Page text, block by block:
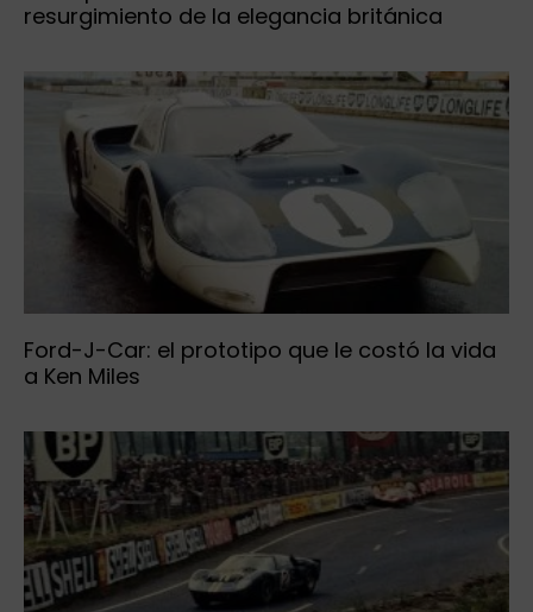
resurgimiento de la elegancia británica
Ford-J-Car: el prototipo que le costó la vida
a Ken Miles